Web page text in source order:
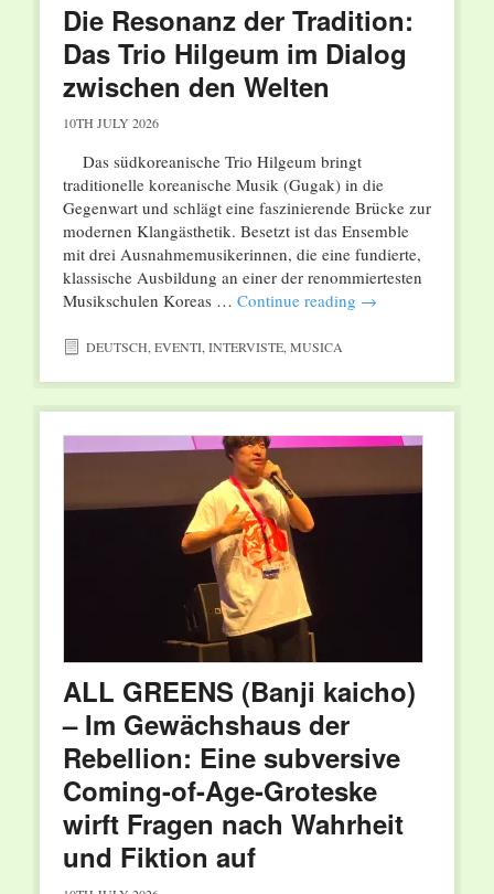
Die Resonanz der Tradition:
Das Trio Hilgeum im Dialog
zwischen den Welten
10TH JULY 2026
Das südkoreanische Trio Hilgeum bringt
traditionelle koreanische Musik (Gugak) in die
Gegenwart und schlägt eine faszinierende Brücke zur
modernen Klangästhetik. Besetzt ist das Ensemble
mit drei Ausnahmemusikerinnen, die eine fundierte,
klassische Ausbildung an einer der renommiertesten
Musikschulen Koreas … Continue reading →
DEUTSCH EVENTI, INTERVISTE, MUSICA
ALL GREENS (Banji kaicho)
– Im Gewächshaus der
Rebellion: Eine subversive
Coming-of-Age-Groteske
wirft Fragen nach Wahrheit
und Fiktion auf